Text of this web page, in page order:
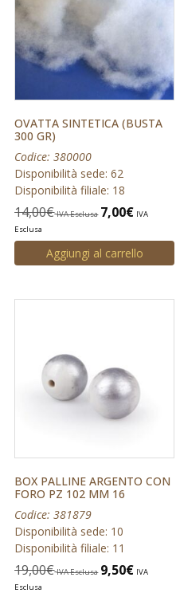
OVATTA SINTETICA (BUSTA
300 GR)
Codice: 380000
Disponibilità sede: 62
Disponibilità filiale: 18
14,00€ IVA Esclusa 7,00€ IVA
Esclusa
Aggiungi al carrello
BOX PALLINE ARGENTO CON
FORO PZ 102 MM 16
Codice: 381879
Disponibilità sede: 10
Disponibilità filiale: 11
19,00€ IVA Esclusa 9,50€ IVA
Esclusa